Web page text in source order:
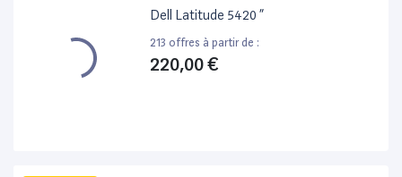
Dell Latitude 5420 ”
213 offres à partir de :
220,00 €